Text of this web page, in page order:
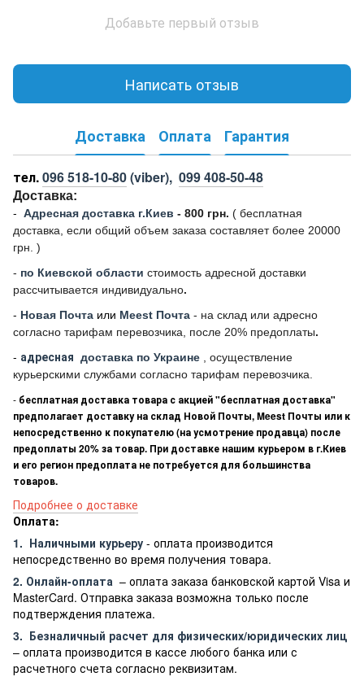
Добавьте первый отзыв
Написать отзыв
Доставка Оплата Гарантия
тел.096 518-10-80(viber), 099 408-50-48
Доставка:
- Адресная доставка г.Киев - 800 грн. ( бесплатная
доставка, если общий объем заказа составляет более 20000
грн. )
- по Киевской области стоимость адресной доставки
рассчитывается индивидуально.
- Новая Почта или Meest Почта - на склад или адресно
согласно тарифам перевозчика, после 20% предоплаты.
- адресная доставка по Украине , осуществление
курьерскими службами согласно тарифам перевозчика.
- бесплатная доставка товара с акцией "бесплатная доставка"
предполагает доставку на склад Новой Почты, Meest Почты или к
непосредственно к покупателю (на усмотрение продавца) после
предоплаты 20% за товар. При доставке нашим курьером в г.Киев
и его регион предоплата не потребуется для большинства
товаров.
Подробнее о доставке
Оплата:
1. Наличными курьеру - оплата производится
непосредственно во время получения товара.
2. Онлайн-оплата – оплата заказа банковской картой Visa и
MasterCard. Отправка заказа возможна только после
подтверждения платежа.
3. Безналичный расчет для физических/юридических лиц
– оплата производится в кассе любого банка или с
расчетного счета согласно реквизитам.